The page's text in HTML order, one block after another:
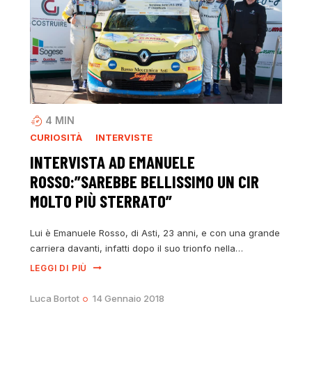
4 MIN
CURIOSITÀ INTERVISTE
INTERVISTA AD EMANUELE
ROSSO:”SAREBBE BELLISSIMO UN CIR
MOLTO PIÙ STERRATO”
Lui è Emanuele Rosso, di Asti, 23 anni, e con una grande
carriera davanti, infatti dopo il suo trionfo nella…
LEGGI DI PIÙ
Luca Bortot 14 Gennaio 2018